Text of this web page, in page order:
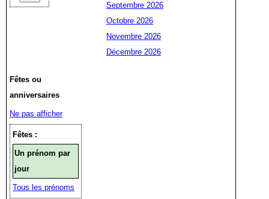
Septembre 2026
Octobre 2026
Novembre 2026
Décembre 2026
Fêtes ou
anniversaires
Ne pas afficher
Fêtes :
Un prénom par
jour
Tous les prénoms